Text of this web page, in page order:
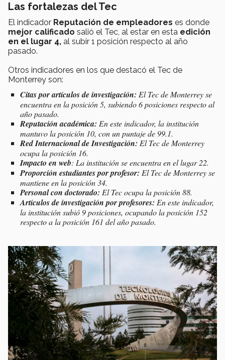
Las fortalezas del Tec
El indicador Reputación de empleadores es donde
mejor calificado salió el Tec, al estar en esta edición
en el lugar 4, al subir 1 posición respecto al año
pasado.
Otros indicadores en los que destacó el Tec de
Monterrey son:
Citas por artículos de investigación: El Tec de Monterreyse
encuentra en la posición 5, subiendo 6 posiciones respecto al
año pasado.
Reputación académica: En este indicador, la institución
mantuvo la posición 10, con un puntaje de 99.1.
Red Internacional de Investigación: El Tec de Monterrey
ocupa la posición 16.
Impacto en web: La institución se encuentra en el lugar 22.
Proporción estudiantes por profesor: El Tec de Monterrey se
mantiene en la posición 34.
Personal con doctorado: El Tec ocupa la posición 88.
Artículos de investigación por profesores: En este indicador,
la institución subió 9 posiciones, ocupando la posición 152
respecto a la posición 161 del año pasado.